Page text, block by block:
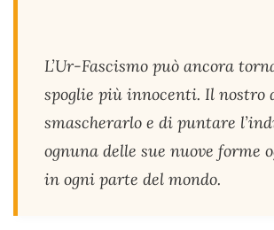
L’Ur-Fascismo può ancora
spoglie più innocenti. Il nostro
smascherarlo e di puntare
ognuna delle sue nuove forme
in ogni parte del mondo.